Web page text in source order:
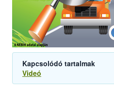
Kapcsolódó tartalmak
Videó